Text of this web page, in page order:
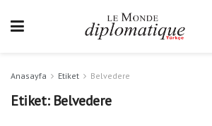
Anasayfa Etiket Belvedere
Etiket: Belvedere